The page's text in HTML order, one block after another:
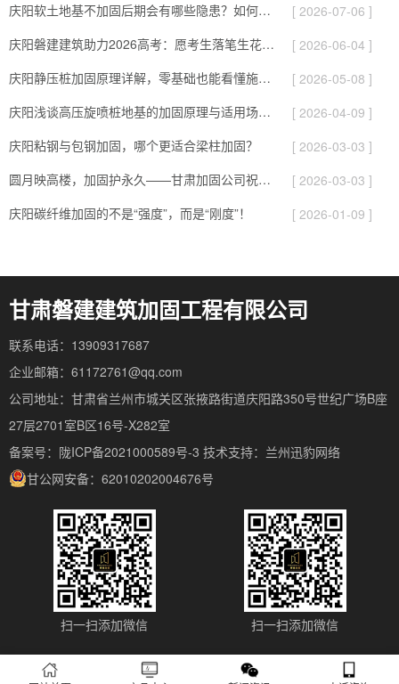
庆阳软土地基不加固后期会有哪些隐患？如何提前预防！
[ 2026-07-06 ]
庆阳磐建建筑助力2026高考：愿考生落笔生花、旗开得胜圆梦今夏！
[ 2026-06-04 ]
庆阳静压桩加固原理详解，零基础也能看懂施工逻辑！
[ 2026-05-08 ]
庆阳浅谈高压旋喷桩地基的加固原理与适用场景！
[ 2026-04-09 ]
庆阳粘钢与包钢加固，哪个更适合梁柱加固？
[ 2026-03-03 ]
圆月映高楼，加固护永久——甘肃加固公司祝您元宵快乐！
[ 2026-03-03 ]
庆阳碳纤维加固的不是“强度”，而是“刚度”！
[ 2026-01-09 ]
甘肃磐建建筑加固工程有限公司
联系电话：13909317687
企业邮箱：61172761@qq.com
公司地址：甘肃省兰州市城关区张掖路街道庆阳路350号世纪广场B座
27层2701室B区16号-X282室
备案号：陇ICP备2021000589号-3 技术支持： 兰州迅豹网络
甘公网安备：62010202004676号
扫一扫添加微信 扫一扫添加微信